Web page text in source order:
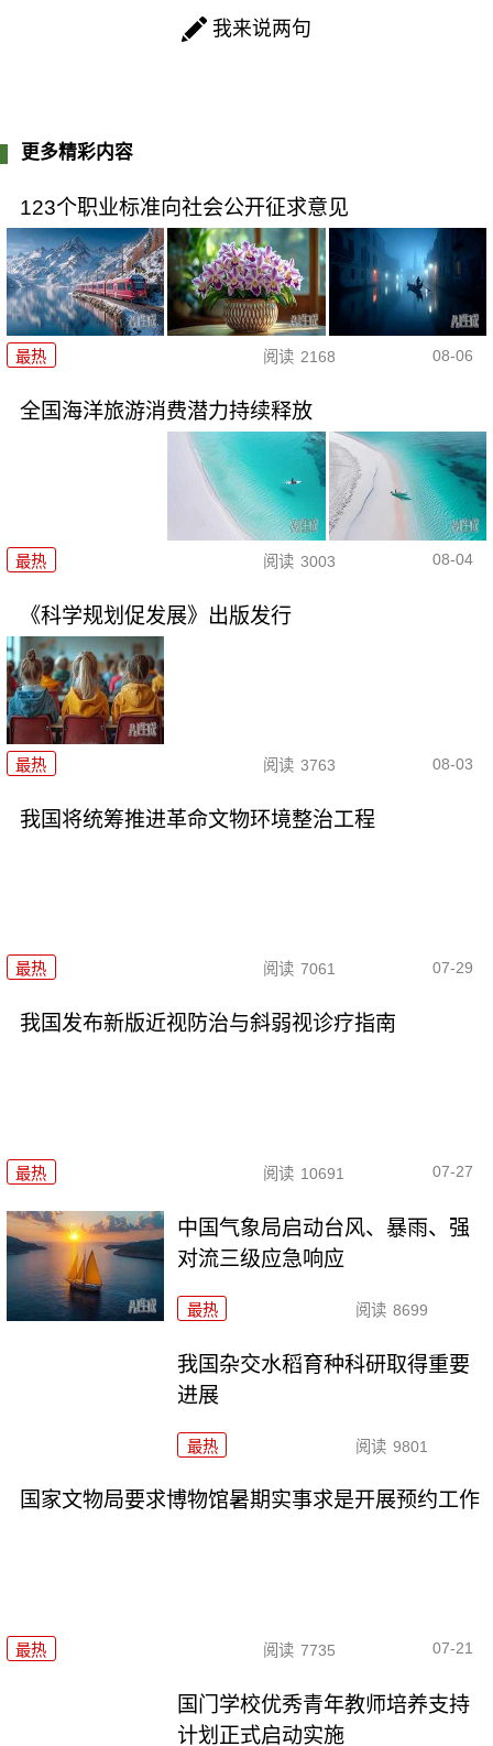
我来说两句
更多精彩内容
123个职业标准向社会公开征求意见
最热 阅读 2168 08-06
全国海洋旅游消费潜力持续释放
最热 阅读 3003 08-04
《科学规划促发展》出版发行
最热 阅读 3763 08-03
我国将统筹推进革命文物环境整治工程
最热 阅读 7061 07-29
我国发布新版近视防治与斜弱视诊疗指南
最热 阅读 10691 07-27
中国气象局启动台风、暴雨、强
对流三级应急响应
最热 阅读 8699
我国杂交水稻育种科研取得重要
进展
最热 阅读 9801
国家文物局要求博物馆暑期实事求是开展预约工作
最热 阅读 7735 07-21
国门学校优秀青年教师培养支持
计划正式启动实施